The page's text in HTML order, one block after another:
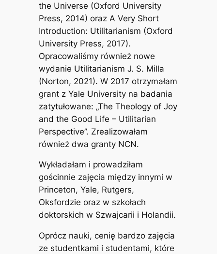
the Universe (Oxford University
Press, 2014) oraz A Very Short
Introduction: Utilitarianism (Oxford
University Press, 2017).
Opracowaliśmy również nowe
wydanie Utilitarianism J. S. Milla
(Norton, 2021). W 2017 otrzymałam
grant z Yale University na badania
zatytułowane: „The Theology of Joy
and the Good Life – Utilitarian
Perspective”. Zrealizowałam
również dwa granty NCN.
Wykładałam i prowadziłam
gościnnie zajęcia między innymi w
Princeton, Yale, Rutgers,
Oksfordzie oraz w szkołach
doktorskich w Szwajcarii i Holandii.
Oprócz nauki, cenię bardzo zajęcia
ze studentkami i studentami, które